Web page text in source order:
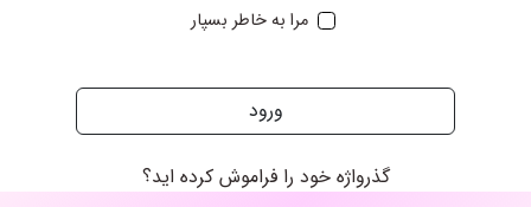
مرا به خاطر بسپار
ورود
گذرواژه خود را فراموش کرده اید؟